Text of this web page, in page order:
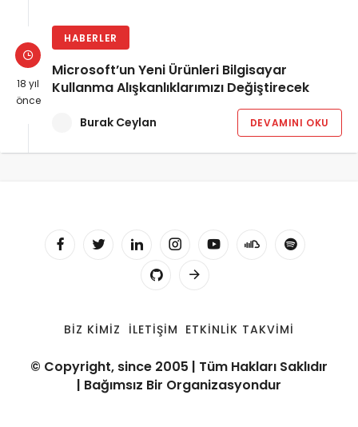
18 yıl
önce
HABERLER
Microsoft’un Yeni Ürünleri Bilgisayar
Kullanma Alışkanlıklarımızı Değiştirecek
Burak Ceylan DEVAMINI OKU
BIZ KIMIZ İLETIŞIM ETKINLIK TAKVIMI
© Copyright, since 2005 | Tüm Hakları Saklıdır
| Bağımsız Bir Organizasyondur